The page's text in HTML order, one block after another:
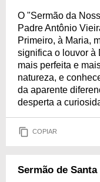
O "Sermão da
Padre Antônio
Primeiro, à Maria,
significa o louvor à
mais perfeita e
natureza, e
da aparente
desperta a
COPIAR
Sermão de